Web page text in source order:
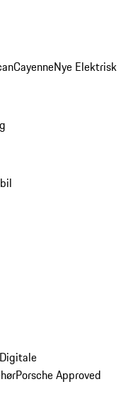
CayenneNye Elektrisk
Digitale
Porsche Approved